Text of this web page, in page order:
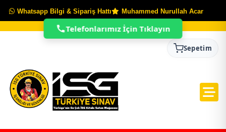
Whatsapp Bilgi & Sipariş Hattı Muhammed Nurullah Acar
Sepetim
Telefonlarımız İçin Tıklayın